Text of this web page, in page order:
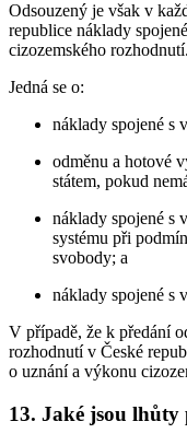
Odsouzený je však v
republice náklady
cizozemského rozhodnutí.
Jedná se o:
náklady spojené s
odměnu a hotové
státem, pokud
náklady spojené s
systému při
svobody; a
náklady spojené s
V případě, že k předání
rozhodnutí v České
o uznání a výkonu
13. Jaké jsou lhůty